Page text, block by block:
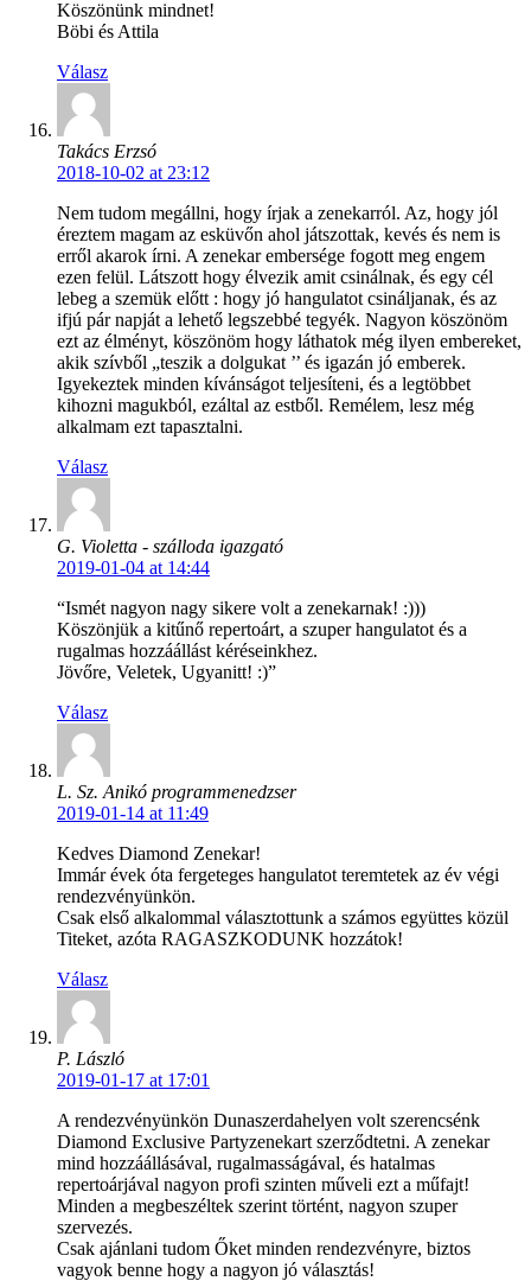
Köszönünk mindnet!
Böbi és Attila
Válasz
Takács Erzsó
2018-10-02 at 23:12
Nem tudom megállni, hogy írjak a zenekarról. Az, hogy jól
éreztem magam az esküvőn ahol játszottak, kevés és nem is
erről akarok írni. A zenekar embersége fogott meg engem
ezen felül. Látszott hogy élvezik amit csinálnak, és egy cél
lebeg a szemük előtt : hogy jó hangulatot csináljanak, és az
ifjú pár napját a lehető legszebbé tegyék. Nagyon köszönöm
ezt az élményt, köszönöm hogy láthatok még ilyen embereket,
akik szívből „teszik a dolgukat ’’ és igazán jó emberek.
Igyekeztek minden kívánságot teljesíteni, és a legtöbbet
kihozni magukból, ezáltal az estből. Remélem, lesz még
alkalmam ezt tapasztalni.
Válasz
G. Violetta - szálloda igazgató
2019-01-04 at 14:44
“Ismét nagyon nagy sikere volt a zenekarnak! :)))
Köszönjük a kitűnő repertoárt, a szuper hangulatot és a
rugalmas hozzáállást kéréseinkhez.
Jövőre, Veletek, Ugyanitt! :)”
Válasz
L. Sz. Anikó programmenedzser
2019-01-14 at 11:49
Kedves Diamond Zenekar!
Immár évek óta fergeteges hangulatot teremtetek az év végi
rendezvényünkön.
Csak első alkalommal választottunk a számos együttes közül
Titeket, azóta RAGASZKODUNK hozzátok!
Válasz
P. László
2019-01-17 at 17:01
A rendezvényünkön Dunaszerdahelyen volt szerencsénk
Diamond Exclusive Partyzenekart szerződtetni. A zenekar
mind hozzáállásával, rugalmasságával, és hatalmas
repertoárjával nagyon profi szinten műveli ezt a műfajt!
Minden a megbeszéltek szerint történt, nagyon szuper
szervezés.
Csak ajánlani tudom Őket minden rendezvényre, biztos
vagyok benne hogy a nagyon jó választás!